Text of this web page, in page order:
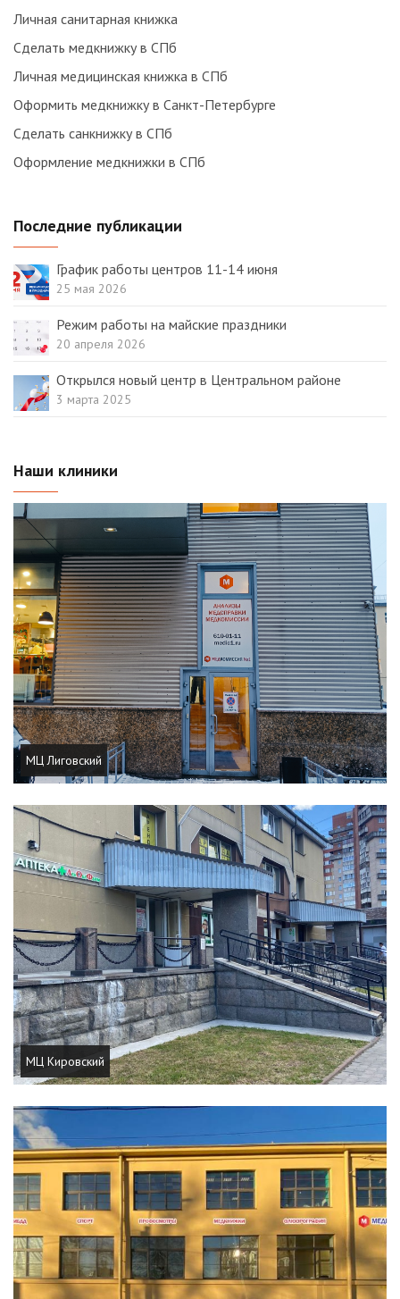
Личная санитарная книжка
Сделать медкнижку в СПб
Личная медицинская книжка в СПб
Оформить медкнижку в Санкт-Петербурге
Сделать санкнижку в СПб
Оформление медкнижки в СПб
Последние публикации
График работы центров 11-14 июня
25 мая 2026
Режим работы на майские праздники
20 апреля 2026
Открылся новый центр в Центральном районе
3 марта 2025
Наши клиники
МЦ Лиговский
МЦ Кировский